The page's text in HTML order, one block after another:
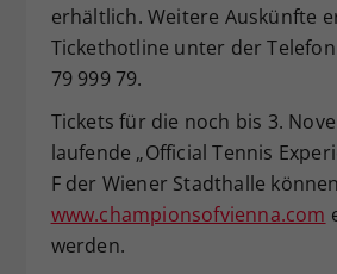
erhältlich. Weitere Auskünfte
Tickethotline unter der
79 999 79.
Tickets für die noch bis 3.
laufende „Official Tennis
F der Wiener Stadthalle
www.championsofvienna.com
werden.